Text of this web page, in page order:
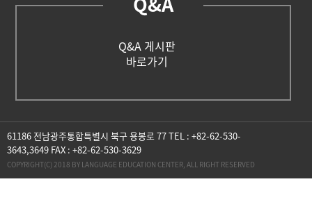
Q&A 게시판
바로가기
61186 전남광주통합특별시 북구 용봉로 77 TEL : +82-62-530-
3643,3649 FAX : +82-62-530-3629
COPYRIGHT(C) 2018 BY LANGUAGE EDUCATION CENTER, ALL RIGHT RESERVED